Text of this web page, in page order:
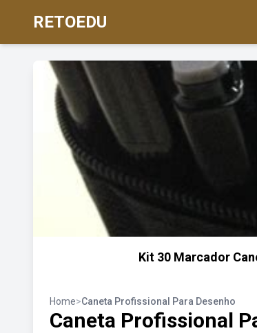
RETOEDU
Kit 30 Marcador
Home>Caneta Profissional Para Desenho
Caneta Profissional